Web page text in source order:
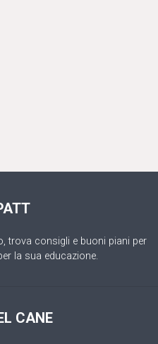
trova consigli e buoni piani per
la sua educazione.
CANE